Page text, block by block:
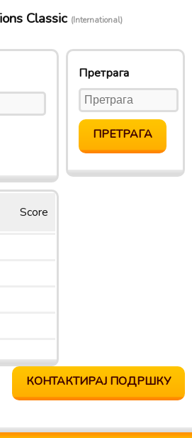
Classic (International)
Score
Претрага
КОНТАКТИРАЈ ПОДРШКУ